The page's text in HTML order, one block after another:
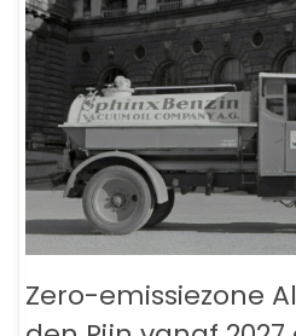
Zero-emissiezone